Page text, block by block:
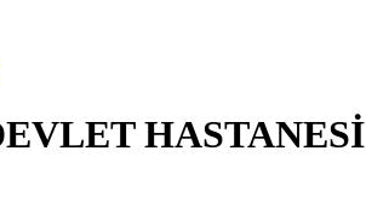
HASTANESİ